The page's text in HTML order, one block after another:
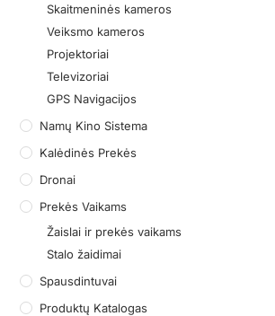
Skaitmeninės kameros
Veiksmo kameros
Projektoriai
Televizoriai
GPS Navigacijos
Namų Kino Sistema
Kalėdinės Prekės
Dronai
Prekės Vaikams
Žaislai ir prekės vaikams
Stalo žaidimai
Spausdintuvai
Produktų Katalogas